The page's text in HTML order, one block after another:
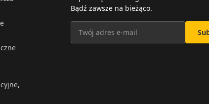
Bądź zawsze na bieżąco.